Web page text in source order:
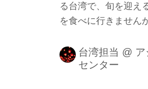
る台湾で、旬を迎え
を食べに行きません
旬。台湾ならではの
や台湾のファームリ
台湾担当 @
センター